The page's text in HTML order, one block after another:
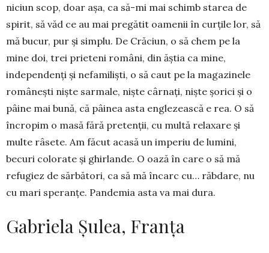
niciun scop, doar așa, ca să-mi mai schimb starea de
spirit, să văd ce au mai pregătit oamenii în curțile lor, să
mă bucur, pur și simplu. De Crăciun, o să chem pe la
mine doi, trei prieteni români, din ăștia ca mine,
independenți și nefamiliști, o să caut pe la magazinele
românești niște sarmale, niște cârnați, niște șorici și o
pâine mai bună, că pâinea asta englezească e rea. O să
încropim o masă fără pretenții, cu multă relaxare și
multe râsete. Am făcut acasă un imperiu de lumini,
becuri colorate și ghirlande. O oază în care o să mă
refugiez de sărbători, ca să mă încarc cu… răbdare, nu
cu mari speranțe. Pandemia asta va mai dura.
Gabriela Șulea, Franța